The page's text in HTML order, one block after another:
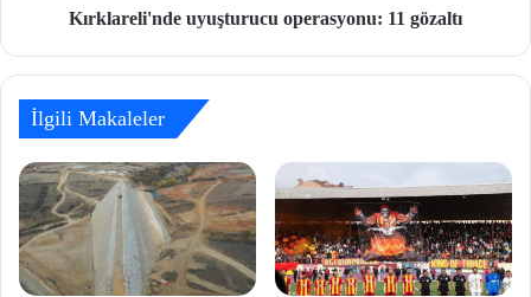
Kırklareli'nde uyuşturucu operasyonu: 11 gözaltı
İlgili Makaleler